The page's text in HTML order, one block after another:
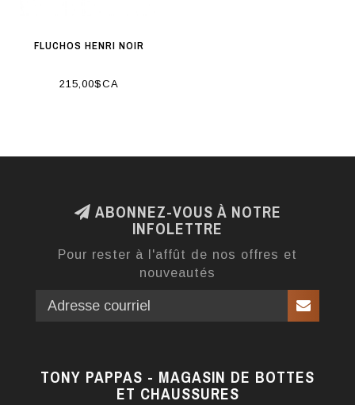
FLUCHOS HENRI NOIR
215,00$CA
ABONNEZ-VOUS À NOTRE
INFOLETTRE
Pour rester à l'affût de nos offres et
nouveautés
TONY PAPPAS - MAGASIN DE BOTTES
ET CHAUSSURES